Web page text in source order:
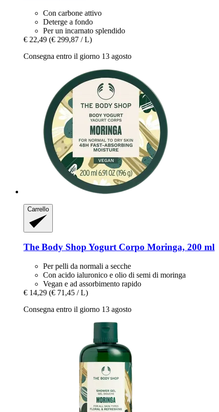
Con carbone attivo
Deterge a fondo
Per un incarnato splendido
€ 22,49 (€ 299,87 / L)
Consegna entro il giorno 13 agosto
Carrello
The Body Shop Yogurt Corpo Moringa, 200 ml
Per pelli da normali a secche
Con acido ialuronico e olio di semi di moringa
Vegan e ad assorbimento rapido
€ 14,29 (€ 71,45 / L)
Consegna entro il giorno 13 agosto